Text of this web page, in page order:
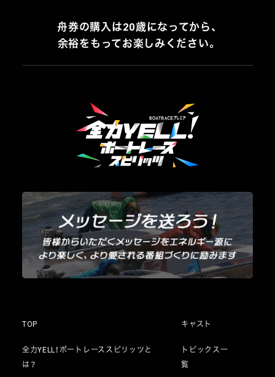
舟券の購入は20歳になってから、
余裕をもってお楽しみください。
TOP
全力YELL！ボートレーススピリッツと
は？
キャスト
トピックス一
覧